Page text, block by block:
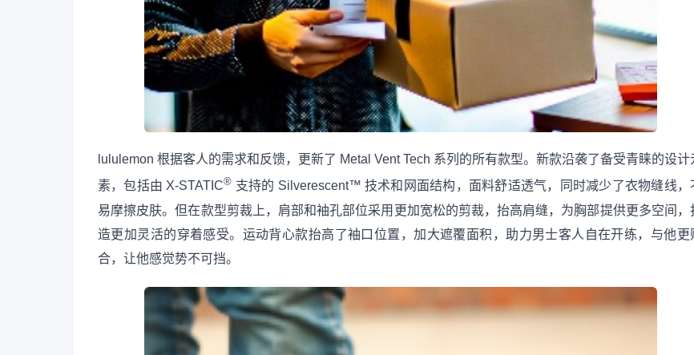
lululemon 根据客人的需求和反馈，更新了 Metal Vent Tech 系列的所有款型。新款沿袭了备受青睐的设计
素，包括由 X-STATIC® 支持的 Silverescent™ 技术和网面结构，面料舒适透气，同时减少了衣物缝线，
易摩擦皮肤。但在款型剪裁上，肩部和袖孔部位采用更加宽松的剪裁，抬高肩缝，为胸部提供更多空间，
造更加灵活的穿着感受。运动背心款抬高了袖口位置，加大遮覆面积，助力男士客人自在开练，与他更
合，让他感觉势不可挡。